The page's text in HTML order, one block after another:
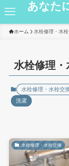
あなた
ホーム 水栓修理・水
水栓修理・
水栓修理・水栓交
洗濯
水栓修理・水栓交換